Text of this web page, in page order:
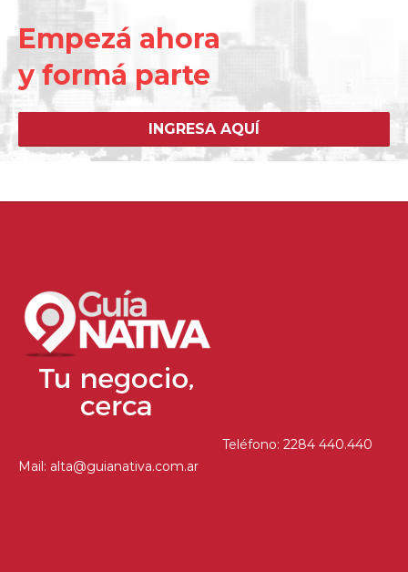
Empezá ahora
y formá parte
INGRESA AQUÍ
Teléfono: 2284 440.440
Mail: alta@guianativa.com.ar